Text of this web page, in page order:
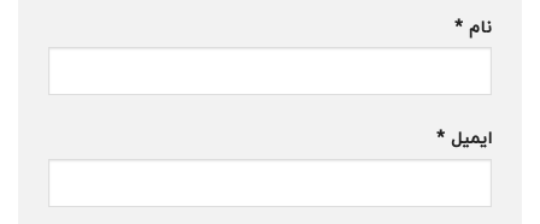
نام *
ایمیل *